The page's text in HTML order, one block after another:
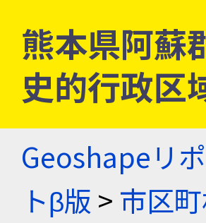
熊本県阿蘇
史的行政区
Geoshapeリ
トβ版 > 市区